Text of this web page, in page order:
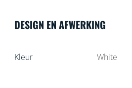
DESIGN EN AFWERKING
Kleur White